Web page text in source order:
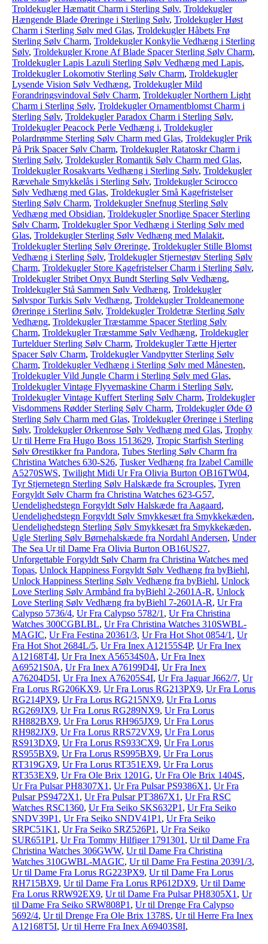
Troldekugler Hæmatit Charm i Sterling Sølv, Troldekugler
Hængende Blade Øreringe i Sterling Sølv, Troldekugler Høst
Charm i Sterling Sølv med Glas, Troldekugler Håbets Frø
Sterling Sølv Charm, Troldekugler Konkylie Vedhæng i Sterling
Sølv, Troldekugler Krone Af Blade Spacer Sterling Sølv Charm,
Troldekugler Lapis Lazuli Sterling Sølv Vedhæng med Lapis,
Troldekugler Lokomotiv Sterling Sølv Charm, Troldekugler
Lysende Vision Sølv Vedhæng, Troldekugler Mild
Forandringsvindoval Sølv Charm, Troldekugler Northern Light
Charm i Sterling Sølv, Troldekugler Ornamentblomst Charm i
Sterling Sølv, Troldekugler Paradox Charm i Sterling Sølv,
Troldekugler Peacock Perle Vedhæng i, Troldekugler
Polardrømme Sterling Sølv Charm med Glas, Troldekugler Prik
På Prik Spacer Sølv Charm, Troldekugler Ratatoskr Charm i
Sterling Sølv, Troldekugler Romantik Sølv Charm med Glas,
Troldekugler Rosakvarts Vedhæng i Sterling Sølv, Troldekugler
Rævehale Smykkelås i Sterling Sølv, Troldekugler Scirocco
Sølv Vedhæng med Glas, Troldekugler Små Kagefristelser
Sterling Sølv Charm, Troldekugler Snefnug Sterling Sølv
Vedhæng med Obsidian, Troldekugler Snorlige Spacer Sterling
Sølv Charm, Troldekugler Spor Vedhæng i Sterling Sølv med
Glas, Troldekugler Sterling Sølv Vedhæng med Malakit,
Troldekugler Sterling Sølv Øreringe, Troldekugler Stille Blomst
Vedhæng i Sterling Sølv, Troldekugler Stjernestøv Sterling Sølv
Charm, Troldekugler Store Kagefristelser Charm i Sterling Sølv,
Troldekugler Stribet Onyx Bundt Sterling Sølv Vedhæng,
Troldekugler Stå Sammen Sølv Vedhæng, Troldekugler
Sølvspor Turkis Sølv Vedhæng, Troldekugler Troldeanemone
Øreringe i Sterling Sølv, Troldekugler Troldetræ Sterling Sølv
Vedhæng, Troldekugler Træstamme Spacer Sterling Sølv
Charm, Troldekugler Træstamme Sølv Vedhæng, Troldekugler
Turtelduer Sterling Sølv Charm, Troldekugler Tætte Hjerter
Spacer Sølv Charm, Troldekugler Vandpytter Sterling Sølv
Charm, Troldekugler Vedhæng i Sterling Sølv med Månesten,
Troldekugler Vild Jungle Charm i Sterling Sølv med Glas,
Troldekugler Vintage Flyvemaskine Charm i Sterling Sølv,
Troldekugler Vintage Kuffert Sterling Sølv Charm, Troldekugler
Visdommens Rødder Sterling Sølv Charm, Troldekugler Øde Ø
Sterling Sølv Charm med Glas, Troldekugler Øreringe i Sterling
Sølv, Troldekugler Ørkenrose Sølv Vedhæng med Glas, Trophy
Ur til Herre Fra Hugo Boss 1513629, Tropic Starfish Sterling
Sølv Ørestikker fra Pandora, Tubes Sterling Sølv Charm fra
Christina Watches 630-S26, Tusker Vedhæng fra Izabel Camille
A5270SWS, Twilight Midi Ur Fra Olivia Burton OB16TW04,
Tyr Stjernetegn Sterling Sølv Halskæde fra Scrouples, Tyren
Forgyldt Sølv Charm fra Christina Watches 623-G57,
Uendelighedstegn Forgyldt Sølv Halskæde fra Aagaard,
Uendelighedstegn Forgyldt Sølv Smykkesæt fra Smykkekæden,
Uendelighedstegn Sterling Sølv Smykkesæt fra Smykkekæden,
Ugle Sterling Sølv Børnehalskæde fra Nordahl Andersen, Under
The Sea Ur til Dame Fra Olivia Burton OB16US27,
Unforgettable Forgyldt Sølv Charm fra Christina Watches med
Topas, Unlock Happiness Forgyldt Sølv Vedhæng fra byBiehl,
Unlock Happiness Sterling Sølv Vedhæng fra byBiehl, Unlock
Love Sterling Sølv Armbånd fra byBiehl 2-2601A-R, Unlock
Love Sterling Sølv Vedhæng fra byBiehl 7-2601A-R, Ur Fra
Calypso 5736/4, Ur Fra Calypso 5782/1 , Ur Fra Christina
Watches 300CGBLBL, Ur Fra Christina Watches 310SWBL-
MAGIC, Ur Fra Festina 20361/3, Ur Fra Hot Shot 0854/1 , Ur
Fra Hot Shot 2684L/5, Ur Fra Inex A12155S4P, Ur Fra Inex
A12168T4I, Ur Fra Inex A56534S0A, Ur Fra Inex
A69521S0A, Ur Fra Inex A76199D4I, Ur Fra Inex
A76204D5I, Ur Fra Inex A76205S4I, Ur Fra Jaguar J662/7, Ur
Fra Lorus RG206KX9, Ur Fra Lorus RG213PX9, Ur Fra Lorus
RG214PX9, Ur Fra Lorus RG215NX9, Ur Fra Lorus
RG269JX9, Ur Fra Lorus RG289NX9, Ur Fra Lorus
RH882BX9, Ur Fra Lorus RH965JX9, Ur Fra Lorus
RH982JX9, Ur Fra Lorus RRS72VX9, Ur Fra Lorus
RS913DX9, Ur Fra Lorus RS933CX9, Ur Fra Lorus
RS955BX9, Ur Fra Lorus RS995BX9, Ur Fra Lorus
RT319GX9, Ur Fra Lorus RT351EX9, Ur Fra Lorus
RT353EX9, Ur Fra Ole Brix 1201G, Ur Fra Ole Brix 1404S,
Ur Fra Pulsar PH8307X1 , Ur Fra Pulsar PS9386X1 , Ur Fra
Pulsar PS9472X1 , Ur Fra Pulsar PT3867X1 , Ur Fra RSC
Watches RSC1360, Ur Fra Seiko SKS632P1 , Ur Fra Seiko
SNDV39P1 , Ur Fra Seiko SNDV41P1 , Ur Fra Seiko
SRPC51K1 , Ur Fra Seiko SRZ526P1 , Ur Fra Seiko
SUR651P1 , Ur Fra Tommy Hilfiger 1791301 , Ur til Dame Fra
Christina Watches 306GWW, Ur til Dame Fra Christina
Watches 310GWBL-MAGIC, Ur til Dame Fra Festina 20391/3,
Ur til Dame Fra Lorus RG223PX9, Ur til Dame Fra Lorus
RH715BX9, Ur til Dame Fra Lorus RP612DX9, Ur til Dame
Fra Lorus RRW92EX9, Ur til Dame Fra Pulsar PH8305X1 , Ur
til Dame Fra Seiko SRW808P1 , Ur til Drenge Fra Calypso
5692/4, Ur til Drenge Fra Ole Brix 1378S, Ur til Herre Fra Inex
A12168T5I, Ur til Herre Fra Inex A69403S8I,